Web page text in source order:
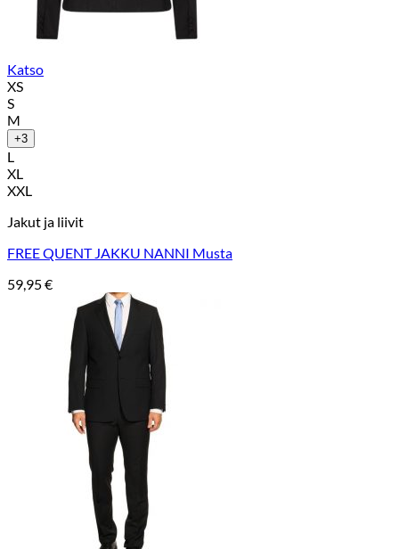
Katso
XS
S
M
+3
L
XL
XXL
Jakut ja liivit
FREE QUENT JAKKU NANNI Musta
59,95€